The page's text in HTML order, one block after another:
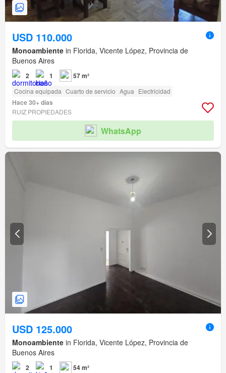
USD 110.000
Monoambiente in Florida, Vicente López, Provincia de
Buenos Aires
2 1 57 m²
Cocina equipada Cuarto de servicio Agua Electricidad
Hace 30+ días
RUIZ PROPIEDADES
WhatsApp
USD 125.000
Monoambiente in Florida, Vicente López, Provincia de
Buenos Aires
2 1 54 m²